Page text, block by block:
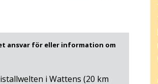
ansvar för eller information om
i Wattens (20 km